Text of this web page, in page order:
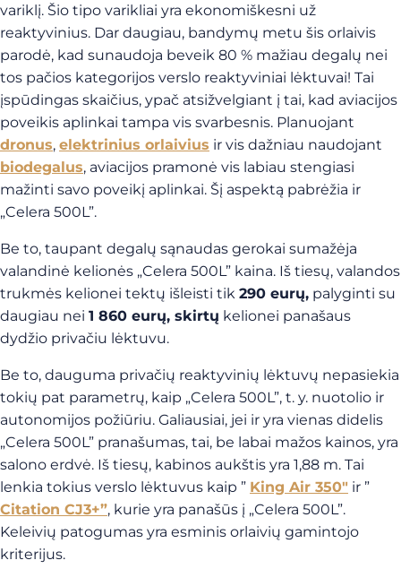
variklį. Šio tipo varikliai yra ekonomiškesni už
reaktyvinius. Dar daugiau, bandymų metu šis orlaivis
parodė, kad sunaudoja beveik 80 % mažiau degalų nei
tos pačios kategorijos verslo reaktyviniai lėktuvai! Tai
įspūdingas skaičius, ypač atsižvelgiant į tai, kad aviacijos
poveikis aplinkai tampa vis svarbesnis. Planuojant
dronus, elektrinius orlaivius ir vis dažniau naudojant
biodegalus, aviacijos pramonė vis labiau stengiasi
mažinti savo poveikį aplinkai. Šį aspektą pabrėžia ir
„Celera 500L”.
Be to, taupant degalų sąnaudas gerokai sumažėja
valandinė kelionės „Celera 500L” kaina. Iš tiesų, valandos
trukmės kelionei tektų išleisti tik 290 eurų, palyginti su
daugiau nei 1 860 eurų, skirtų kelionei panašaus
dydžio privačiu lėktuvu.
Be to, dauguma privačių reaktyvinių lėktuvų nepasiekia
tokių pat parametrų, kaip „Celera 500L”, t. y. nuotolio ir
autonomijos požiūriu. Galiausiai, jei ir yra vienas didelis
„Celera 500L” pranašumas, tai, be labai mažos kainos, yra
salono erdvė. Iš tiesų, kabinos aukštis yra 1,88 m. Tai
lenkia tokius verslo lėktuvus kaip ” King Air 350″ ir ”
Citation CJ3+”, kurie yra panašūs į „Celera 500L”.
Keleivių patogumas yra esminis orlaivių gamintojo
kriterijus.